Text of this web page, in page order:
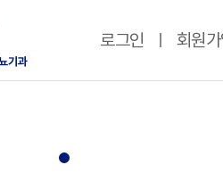
로그인 회원